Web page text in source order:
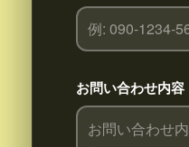
お問い合わせ内容